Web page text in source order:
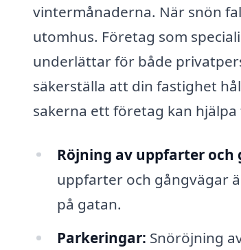
vintermånaderna. När snön
utomhus. Företag som
underlättar för både
säkerställa att din fastighet
sakerna ett företag kan hjälpa
Röjning av uppfarter och
uppfarter och gångvägar
på gatan.
Parkeringar: Snöröjning